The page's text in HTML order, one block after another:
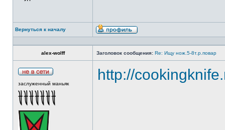
Вернуться к началу
alex-wolff Заголовок сообщения: Re: Ищу нож.5-8т.р.повар
заслуженный маньяк
http://